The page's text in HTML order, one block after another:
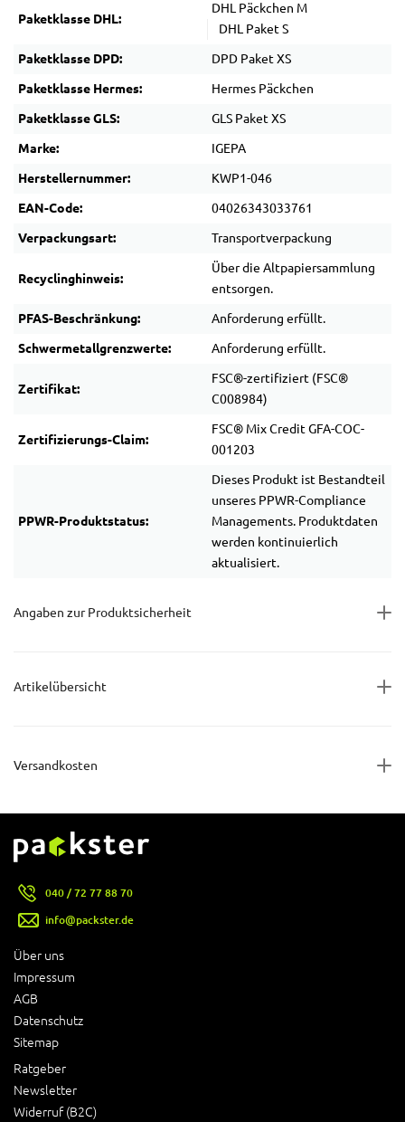
Paketklasse DHL:
DHL Päckchen M
DHL Paket S
Paketklasse DPD: DPD Paket XS
Paketklasse Hermes: Hermes Päckchen
Paketklasse GLS: GLS Paket XS
Marke: IGEPA
Herstellernummer: KWP1-046
EAN-Code: 04026343033761
Verpackungsart: Transportverpackung
Recyclinghinweis:
Über die Altpapiersammlung
entsorgen.
PFAS-Beschränkung: Anforderung erfüllt.
Schwermetallgrenzwerte: Anforderung erfüllt.
Zertifikat:
FSC®-zertifiziert (FSC®
C008984)
Zertifizierungs-Claim:
FSC® Mix Credit GFA-COC-
001203
PPWR-Produktstatus:
Dieses Produkt ist Bestandteil
unseres PPWR-Compliance
Managements. Produktdaten
werden kontinuierlich
aktualisiert.
Angaben zur Produktsicherheit
Artikelübersicht
Versandkosten
Über uns
Impressum
AGB
Datenschutz
Sitemap
Ratgeber
Newsletter
Widerruf (B2C)
040 / 72 77 88 70
info@packster.de